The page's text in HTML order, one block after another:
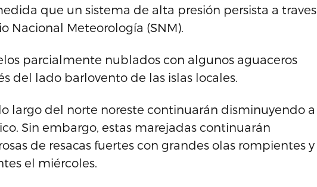
que un sistema de alta presión persista a traves
Nacional Meteorología (SNM).
parcialmente nublados con algunos aguaceros
del lado barlovento de las islas locales.
largo del norte noreste continuarán disminuyendo a
Sin embargo, estas marejadas continuarán
de resacas fuertes con grandes olas rompientes y
el miércoles.